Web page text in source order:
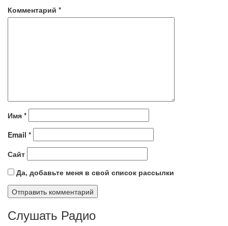
Комментарий *
Имя *
Email *
Сайт
Да, добавьте меня в свой список рассылки
Слушать Радио